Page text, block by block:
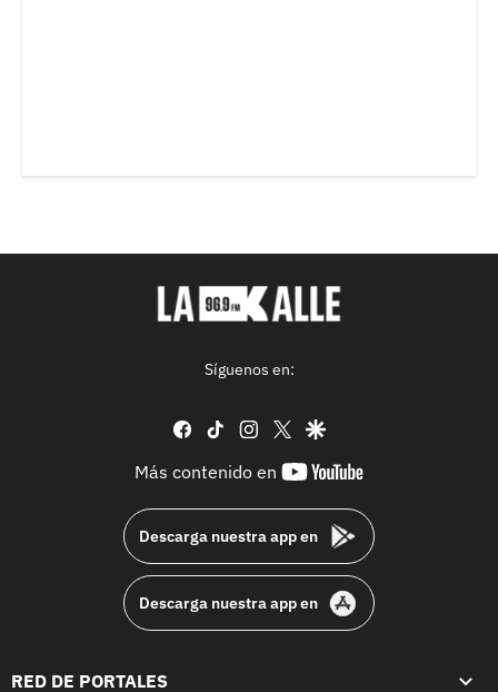
Síguenos en:
facebook
tiktok instagram
twittergoogle
Más contenido en
youtube-
Descarga nuestra app en
Descarga nuestra app en
RED DE PORTALES